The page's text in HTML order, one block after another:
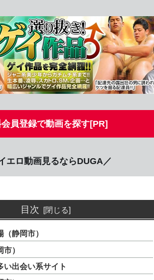
員登録で動画を探す[PR]
エロ動画見るならDUGA／
目次
静岡市）
）
い出会い系サイト